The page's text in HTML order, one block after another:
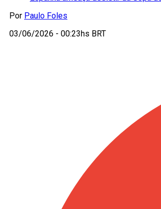
Por Paulo Foles
03/06/2026 - 00:23hs BRT